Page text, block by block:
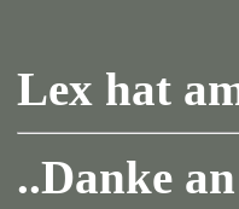
Lex hat
..Danke